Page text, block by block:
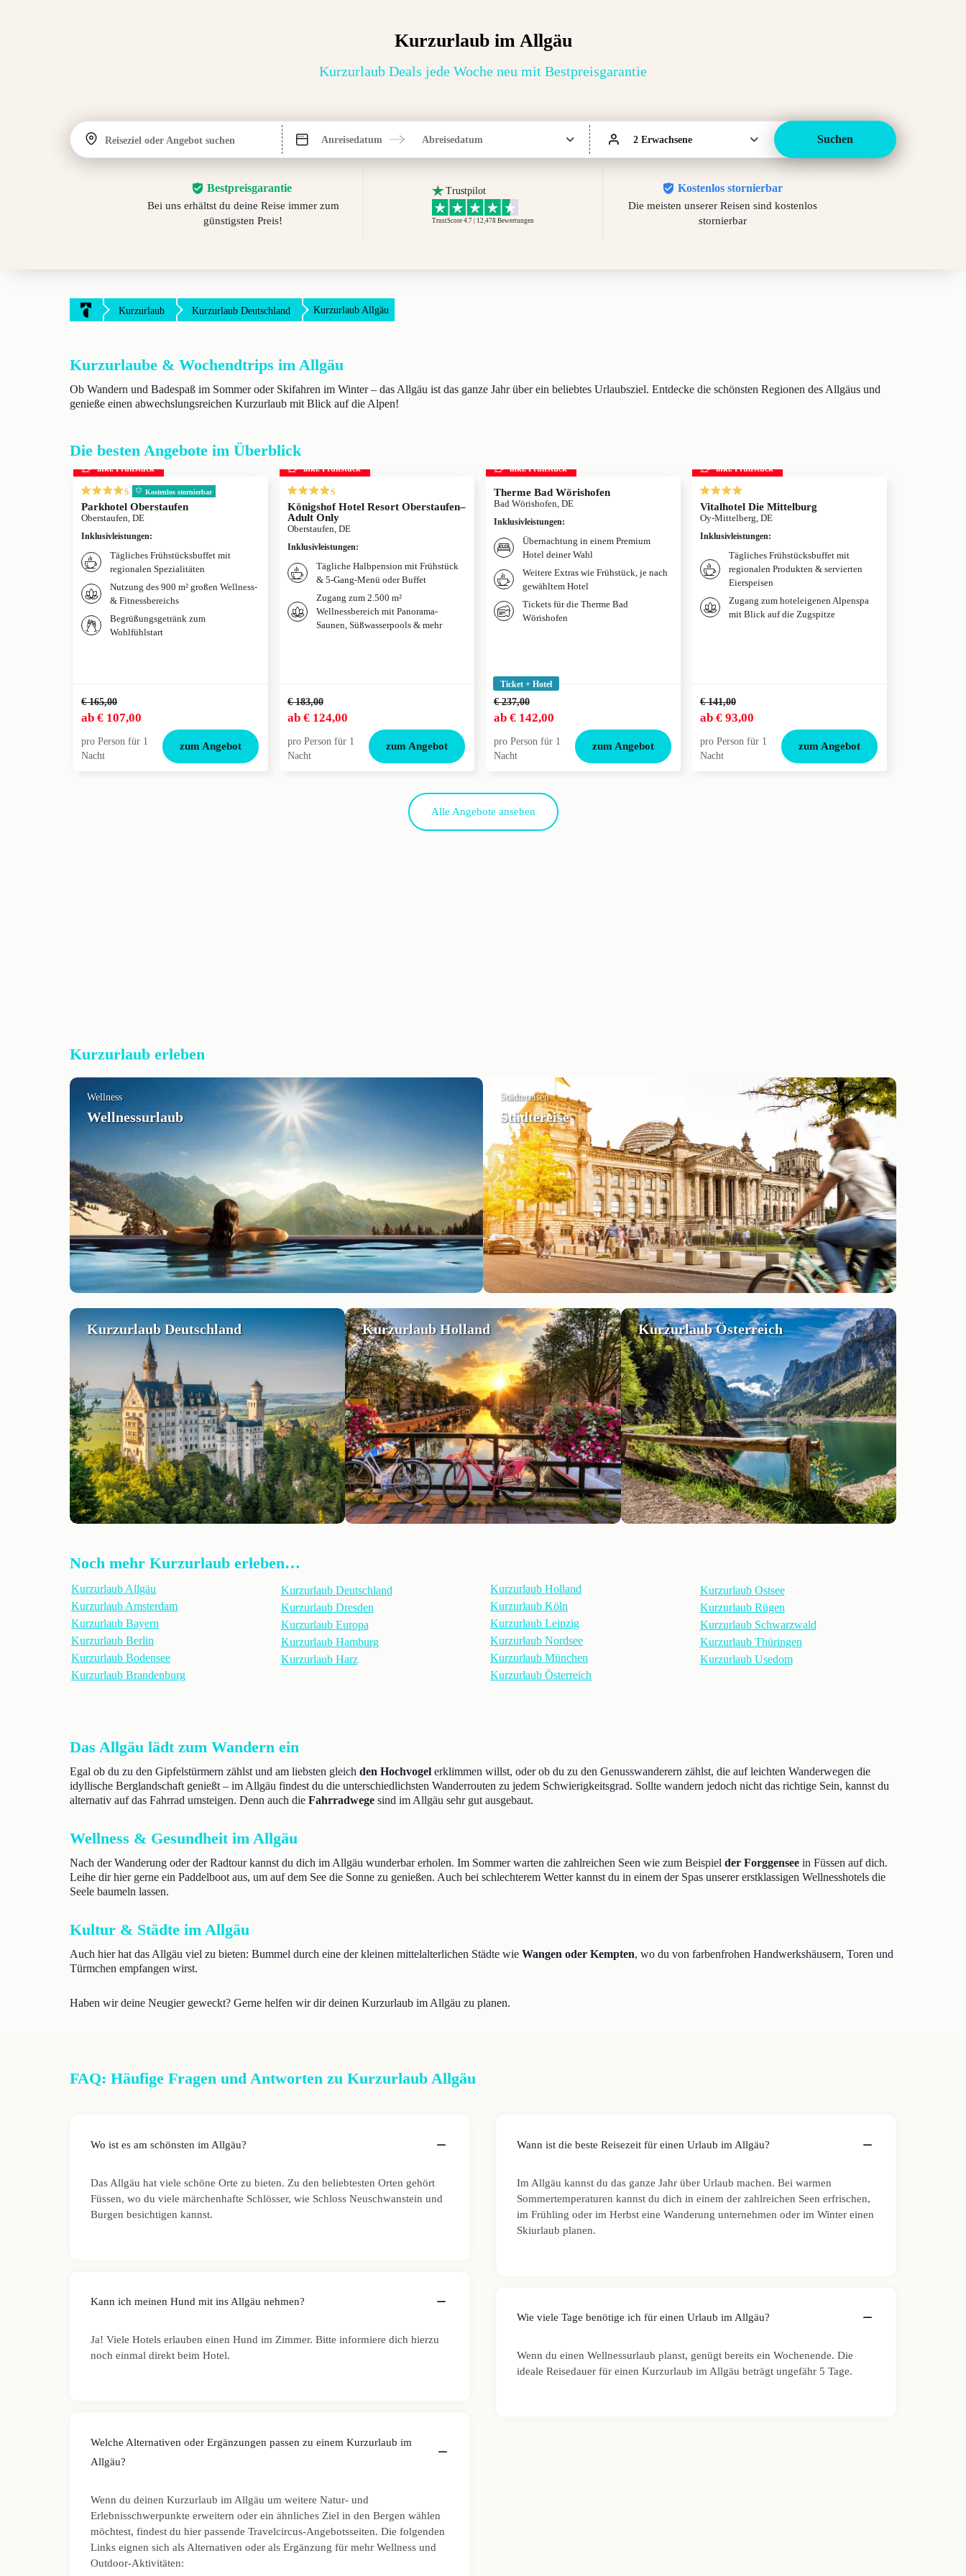
Kurzurlaub im Allgäu
Kurzurlaub Deals jede Woche neu mit Bestpreisgarantie
Reiseziel oder Angebot suchen Anreisedatum Abreisedatum 2 Erwachsene Suchen
Bestpreisgarantie
Bei uns erhältst du deine Reise immer zum
günstigsten Preis!
Trustpilot
TrustScore 4.7 | 12,478 Bewertungen
Kostenlos stornierbar
Die meisten unserer Reisen sind kostenlos
stornierbar
Kurzurlaub Kurzurlaub Deutschland Kurzurlaub Allgäu
Kurzurlaube & Wochendtrips im Allgäu
Ob Wandern und Badespaß im Sommer oder Skifahren im Winter – das Allgäu ist das ganze Jahr über ein beliebtes Urlaubsziel. Entdecke die schönsten Regionen des Allgäus und
genieße einen abwechslungsreichen Kurzurlaub mit Blick auf die Alpen!
Die besten Angebote im Überblick
inkl. Frühstück
s Kostenlos stornierbar
Parkhotel Oberstaufen
Oberstaufen, DE
Inklusivleistungen:
Tägliches Frühstücksbuffet mit
regionalen Spezialitäten
Nutzung des 900 m² großen Wellness-
& Fitnessbereichs
Begrüßungsgetränk zum
Wohlfühlstart
€ 165,00
ab € 107,00
pro Person für 1
Nacht
zum Angebot
inkl. Frühstück
s
Königshof Hotel Resort Oberstaufen–
Adult Only
Oberstaufen, DE
Inklusivleistungen:
Tägliche Halbpension mit Frühstück
& 5-Gang-Menü oder Buffet
Zugang zum 2.500 m²
Wellnessbereich mit Panorama-
Saunen, Süßwasserpools & mehr
€ 183,00
ab € 124,00
pro Person für 1
Nacht
zum Angebot
inkl. Frühstück
Therme Bad Wörishofen
Bad Wörishofen, DE
Inklusivleistungen:
Übernachtung in einem Premium
Hotel deiner Wahl
Weitere Extras wie Frühstück, je nach
gewähltem Hotel
Tickets für die Therme Bad
Wörishofen
Ticket + Hotel
€ 237,00
ab € 142,00
pro Person für 1
Nacht
zum Angebot
inkl. Frühstück
Vitalhotel Die Mittelburg
Oy-Mittelberg, DE
Inklusivleistungen:
Tägliches Frühstücksbuffet mit
regionalen Produkten & servierten
Eierspeisen
Zugang zum hoteleigenen Alpenspa
mit Blick auf die Zugspitze
€ 141,00
ab € 93,00
pro Person für 1
Nacht
zum Angebot
Alle Angebote ansehen
Kurzurlaub erleben
Wellness
Wellnessurlaub
Städtereisen
Städtereise
Kurzurlaub Deutschland Kurzurlaub Holland Kurzurlaub Österreich
Noch mehr Kurzurlaub erleben…
Kurzurlaub Allgäu
Kurzurlaub Amsterdam
Kurzurlaub Bayern
Kurzurlaub Berlin
Kurzurlaub Bodensee
Kurzurlaub Brandenburg
Kurzurlaub Deutschland
Kurzurlaub Dresden
Kurzurlaub Europa
Kurzurlaub Hamburg
Kurzurlaub Harz
Kurzurlaub Holland
Kurzurlaub Köln
Kurzurlaub Leipzig
Kurzurlaub Nordsee
Kurzurlaub München
Kurzurlaub Österreich
Kurzurlaub Ostsee
Kurzurlaub Rügen
Kurzurlaub Schwarzwald
Kurzurlaub Thüringen
Kurzurlaub Usedom
Das Allgäu lädt zum Wandern ein
Egal ob du zu den Gipfelstürmern zählst und am liebsten gleich den Hochvogel erklimmen willst, oder ob du zu den Genusswanderern zählst, die auf leichten Wanderwegen die
idyllische Berglandschaft genießt – im Allgäu findest du die unterschiedlichsten Wanderrouten zu jedem Schwierigkeitsgrad. Sollte wandern jedoch nicht das richtige Sein, kannst du
alternativ auf das Fahrrad umsteigen. Denn auch die Fahrradwege sind im Allgäu sehr gut ausgebaut.
Wellness & Gesundheit im Allgäu
Nach der Wanderung oder der Radtour kannst du dich im Allgäu wunderbar erholen. Im Sommer warten die zahlreichen Seen wie zum Beispiel der Forggensee in Füssen auf dich.
Leihe dir hier gerne ein Paddelboot aus, um auf dem See die Sonne zu genießen. Auch bei schlechterem Wetter kannst du in einem der Spas unserer erstklassigen Wellnesshotels die
Seele baumeln lassen.
Kultur & Städte im Allgäu
Auch hier hat das Allgäu viel zu bieten: Bummel durch eine der kleinen mittelalterlichen Städte wie Wangen oder Kempten, wo du von farbenfrohen Handwerkshäusern, Toren und
Türmchen empfangen wirst.
Haben wir deine Neugier geweckt? Gerne helfen wir dir deinen Kurzurlaub im Allgäu zu planen.
FAQ: Häufige Fragen und Antworten zu Kurzurlaub Allgäu
Wo ist es am schönsten im Allgäu?
Das Allgäu hat viele schöne Orte zu bieten. Zu den beliebtesten Orten gehört
Füssen, wo du viele märchenhafte Schlösser, wie Schloss Neuschwanstein und
Burgen besichtigen kannst.
Kann ich meinen Hund mit ins Allgäu nehmen?
Ja! Viele Hotels erlauben einen Hund im Zimmer. Bitte informiere dich hierzu
noch einmal direkt beim Hotel.
Welche Alternativen oder Ergänzungen passen zu einem Kurzurlaub im
Allgäu?
Wenn du deinen Kurzurlaub im Allgäu um weitere Natur- und
Erlebnisschwerpunkte erweitern oder ein ähnliches Ziel in den Bergen wählen
möchtest, findest du hier passende Travelcircus-Angebotsseiten. Die folgenden
Links eignen sich als Alternativen oder als Ergänzung für mehr Wellness und
Outdoor-Aktivitäten:
Wann ist die beste Reisezeit für einen Urlaub im Allgäu?
Im Allgäu kannst du das ganze Jahr über Urlaub machen. Bei warmen
Sommertemperaturen kannst du dich in einem der zahlreichen Seen erfrischen,
im Frühling oder im Herbst eine Wanderung unternehmen oder im Winter einen
Skiurlaub planen.
Wie viele Tage benötige ich für einen Urlaub im Allgäu?
Wenn du einen Wellnessurlaub planst, genügt bereits ein Wochenende. Die
ideale Reisedauer für einen Kurzurlaub im Allgäu beträgt ungefähr 5 Tage.